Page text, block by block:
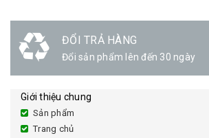
GIAO HÀNG
Linh hoạt
Giới thiệu chung
Sản phẩm
Trang chủ